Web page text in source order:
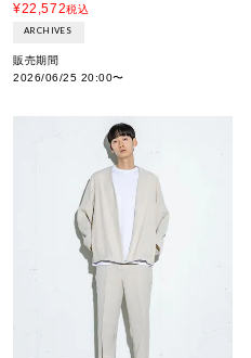
¥22,572税込
ARCHIVES
販売期間
2026/06/25 20:00〜